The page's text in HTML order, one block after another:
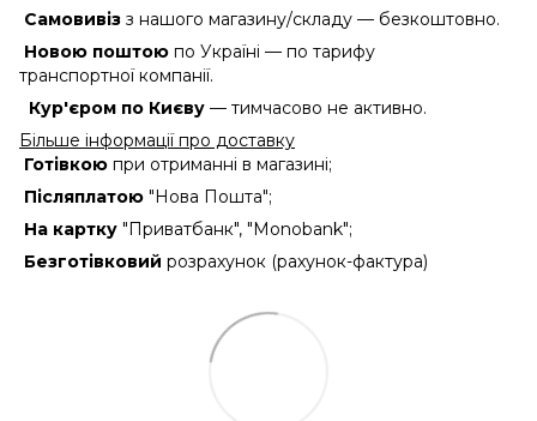
Самовивіз з нашого магазину/складу — безкоштовно.
Новою поштою по Україні — по тарифу
транспортної компанії.
Кур'єром по Києву — тимчасово не активно.
Більше інформації про доставку
Готівкою при отриманні в магазині;
Післяплатою "Нова Пошта";
На картку "Приватбанк", "Monobank";
Безготівковий розрахунок (рахунок-фактура)